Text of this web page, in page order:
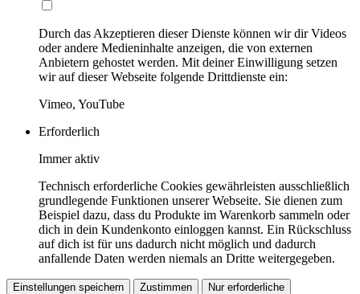
Durch das Akzeptieren dieser Dienste können wir dir Videos
oder andere Medieninhalte anzeigen, die von externen
Anbietern gehostet werden. Mit deiner Einwilligung setzen
wir auf dieser Webseite folgende Drittdienste ein:
Vimeo, YouTube
Erforderlich
Immer aktiv
Technisch erforderliche Cookies gewährleisten ausschließlich
grundlegende Funktionen unserer Webseite. Sie dienen zum
Beispiel dazu, dass du Produkte im Warenkorb sammeln oder
dich in dein Kundenkonto einloggen kannst. Ein Rückschluss
auf dich ist für uns dadurch nicht möglich und dadurch
anfallende Daten werden niemals an Dritte weitergegeben.
Einstellungen speichern Zustimmen Nur erforderliche